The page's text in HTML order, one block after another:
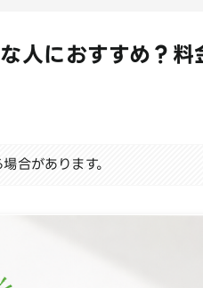
におすすめ？料
合があります。